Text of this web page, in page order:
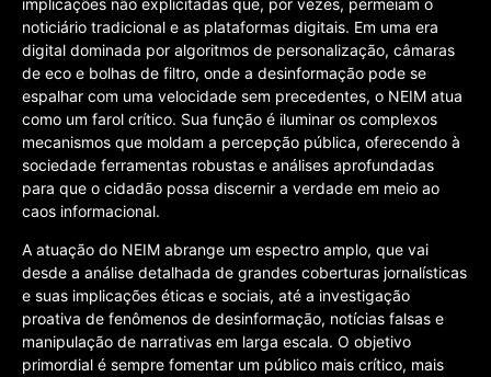
implicações não explicitadas que, por vezes, permeiam o
noticiário tradicional e as plataformas digitais. Em uma era
digital dominada por algoritmos de personalização, câmaras
de eco e bolhas de filtro, onde a desinformação pode se
espalhar com uma velocidade sem precedentes, o NEIM atua
como um farol crítico. Sua função é iluminar os complexos
mecanismos que moldam a percepção pública, oferecendo à
sociedade ferramentas robustas e análises aprofundadas
para que o cidadão possa discernir a verdade em meio ao
caos informacional.
A atuação do NEIM abrange um espectro amplo, que vai
desde a análise detalhada de grandes coberturas jornalísticas
e suas implicações éticas e sociais, até a investigação
proativa de fenômenos de desinformação, notícias falsas e
manipulação de narrativas em larga escala. O objetivo
primordial é sempre fomentar um público mais crítico, mais